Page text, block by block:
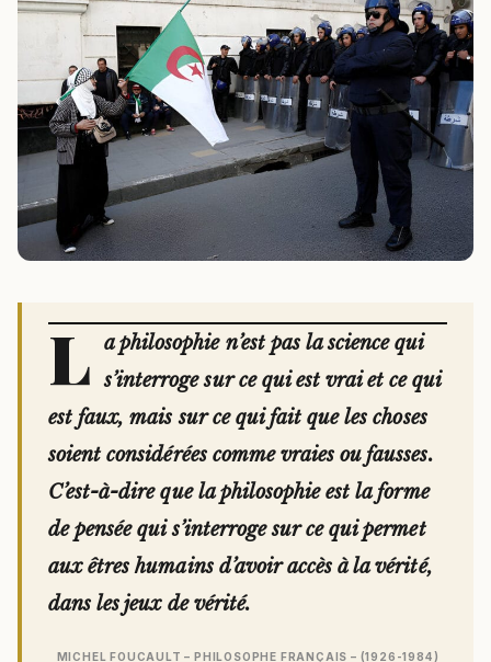
L a philosophie n’est pas la science qui
s’interroge sur ce qui est vrai et ce qui
est faux, mais sur ce qui fait que les choses
soient considérées comme vraies ou fausses.
C’est-à-dire que la philosophie est la forme
de pensée qui s’interroge sur ce qui permet
aux êtres humains d’avoir accès à la vérité,
dans les jeux de vérité.
MICHEL FOUCAULT – PHILOSOPHE FRANÇAIS – (1926-1984)